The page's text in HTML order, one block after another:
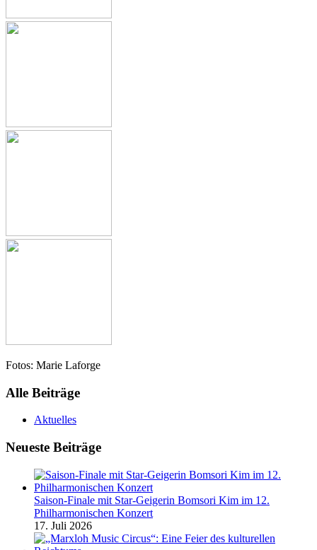
Fotos: Marie Laforge
Alle Beiträge
Aktuelles
Neueste Beiträge
Saison-Finale mit Star-Geigerin Bomsori Kim im 12.
Philharmonischen Konzert
17. Juli 2026